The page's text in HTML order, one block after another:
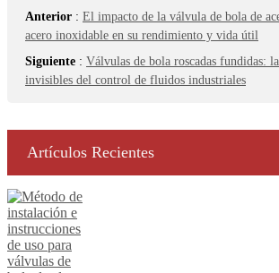
Anterior : El impacto de la válvula de bola de
acero inoxidable en su rendimiento y vida útil
Siguiente : Válvulas de bola roscadas fundidas:
invisibles del control de fluidos industriales
Artículos Recientes